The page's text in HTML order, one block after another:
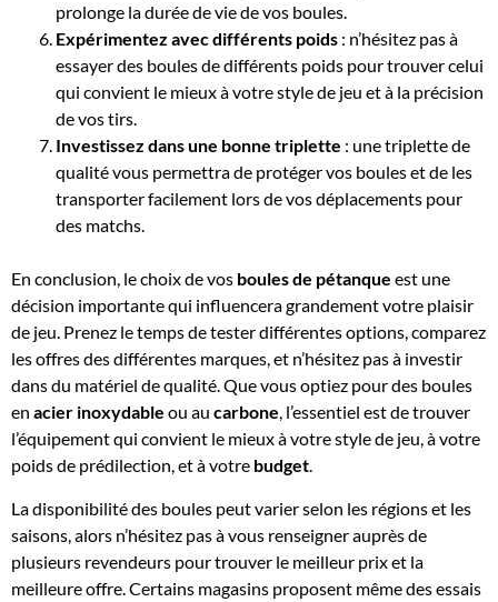
prolonge la durée de vie de vos boules.
Expérimentez avec différents poids : n’hésitez pas à
essayer des boules de différents poids pour trouver celui
qui convient le mieux à votre style de jeu et à la précision
de vos tirs.
Investissez dans une bonne triplette : une triplette de
qualité vous permettra de protéger vos boules et de les
transporter facilement lors de vos déplacements pour
des matchs.
En conclusion, le choix de vos boules de pétanque est une
décision importante qui influencera grandement votre plaisir
de jeu. Prenez le temps de tester différentes options, comparez
les offres des différentes marques, et n’hésitez pas à investir
dans du matériel de qualité. Que vous optiez pour des boules
en acier inoxydable ou au carbone, l’essentiel est de trouver
l’équipement qui convient le mieux à votre style de jeu, à votre
poids de prédilection, et à votre budget.
La disponibilité des boules peut varier selon les régions et les
saisons, alors n’hésitez pas à vous renseigner auprès de
plusieurs revendeurs pour trouver le meilleur prix et la
meilleure offre. Certains magasins proposent même des essais